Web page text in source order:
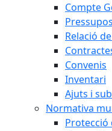
Compte
Relació
Convenis
Inventari
Ajuts i
Normativa
Protecció